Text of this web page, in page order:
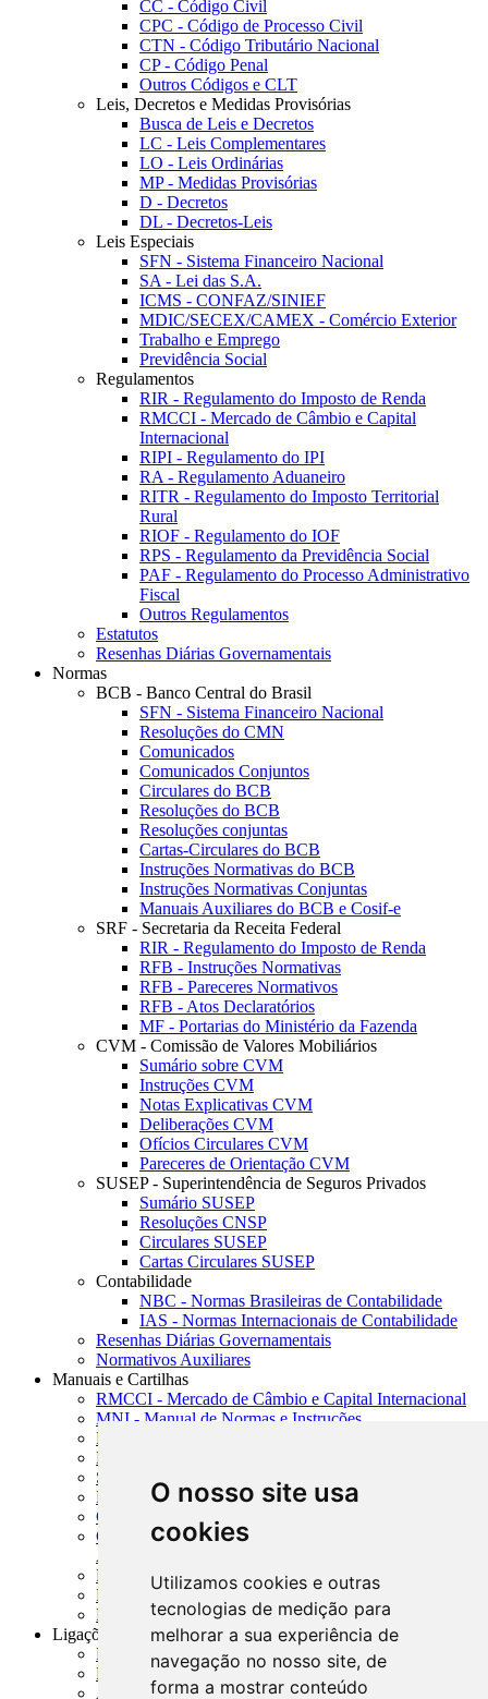
O nosso site usa
cookies
Utilizamos cookies e outras
tecnologias de medição para
melhorar a sua experiência de
navegação no nosso site, de
forma a mostrar conteúdo
CC - Código Civil
CPC - Código de Processo Civil
CTN - Código Tributário Nacional
CP - Código Penal
Outros Códigos e CLT
Leis, Decretos e Medidas Provisórias
Busca de Leis e Decretos
LC - Leis Complementares
LO - Leis Ordinárias
MP - Medidas Provisórias
D - Decretos
DL - Decretos-Leis
Leis Especiais
SFN - Sistema Financeiro Nacional
SA - Lei das S.A.
ICMS - CONFAZ/SINIEF
MDIC/SECEX/CAMEX - Comércio Exterior
Trabalho e Emprego
Previdência Social
Regulamentos
RIR - Regulamento do Imposto de Renda
RMCCI - Mercado de Câmbio e Capital
Internacional
RIPI - Regulamento do IPI
RA - Regulamento Aduaneiro
RITR - Regulamento do Imposto Territorial
Rural
RIOF - Regulamento do IOF
RPS - Regulamento da Previdência Social
PAF - Regulamento do Processo Administrativo
Fiscal
Outros Regulamentos
Estatutos
Resenhas Diárias Governamentais
Normas
BCB - Banco Central do Brasil
SFN - Sistema Financeiro Nacional
Resoluções do CMN
Comunicados
Comunicados Conjuntos
Circulares do BCB
Resoluções do BCB
Resoluções conjuntas
Cartas-Circulares do BCB
Instruções Normativas do BCB
Instruções Normativas Conjuntas
Manuais Auxiliares do BCB e Cosif-e
SRF - Secretaria da Receita Federal
RIR - Regulamento do Imposto de Renda
RFB - Instruções Normativas
RFB - Pareceres Normativos
RFB - Atos Declaratórios
MF - Portarias do Ministério da Fazenda
CVM - Comissão de Valores Mobiliários
Sumário sobre CVM
Instruções CVM
Notas Explicativas CVM
Deliberações CVM
Ofícios Circulares CVM
Pareceres de Orientação CVM
SUSEP - Superintendência de Seguros Privados
Sumário SUSEP
Resoluções CNSP
Circulares SUSEP
Cartas Circulares SUSEP
Contabilidade
NBC - Normas Brasileiras de Contabilidade
IAS - Normas Internacionais de Contabilidade
Resenhas Diárias Governamentais
Normativos Auxiliares
Manuais e Cartilhas
RMCCI - Mercado de Câmbio e Capital Internacional
MNI - Manual de Normas e Instruções
MTVM - Manual de Títulos e Valores Mobiliários
MCR - Manual de Crédito Rural
SISORF - Manual de Organização do SFN
MASUP - Manual de Supervisão Bancária
CADOC - Catálogo de Documentos
CNAE-CONCLA - Classificação Nacional de
Atividades Econômicas
PMF - Cartilhas do BCB
Manuais Auxiliares do BCB e Cosif-e
Resenhas Diárias Governamentais
Ligações Externas
Links Úteis
Presidência da República
Agências Nacionais Reguladoras